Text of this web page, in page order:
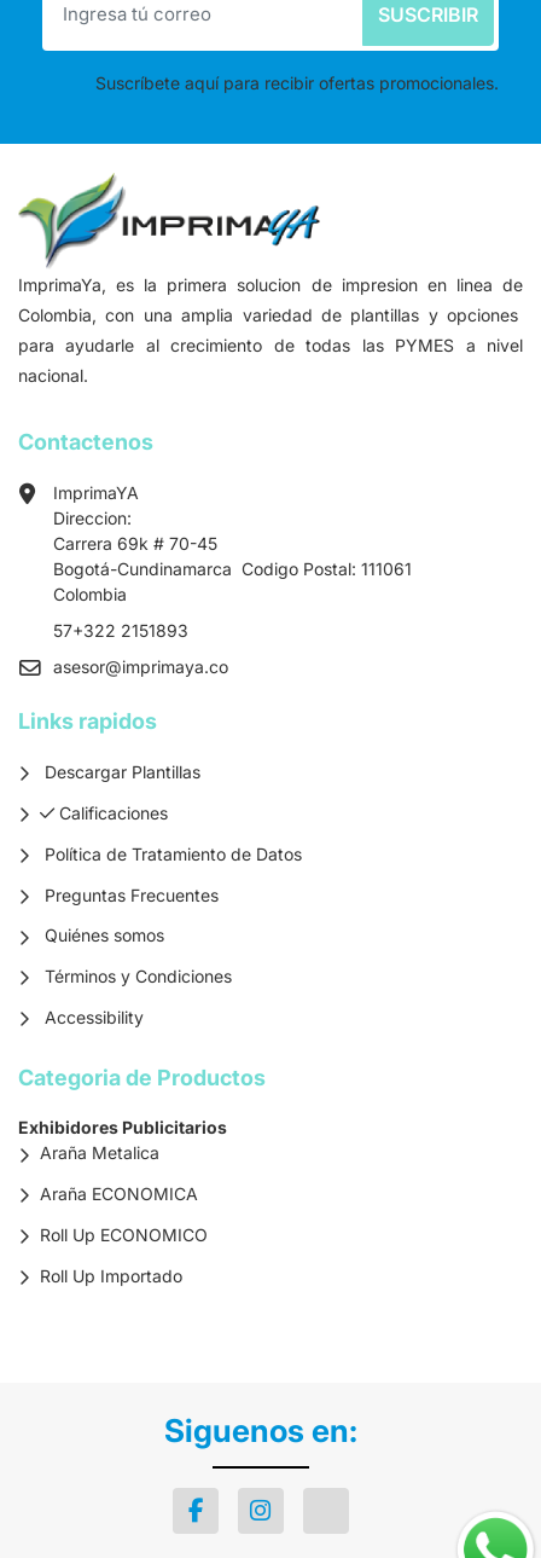
SUSCRIBIR
Suscríbete aquí para recibir ofertas promocionales.
ImprimaYa, es la primera solucion de impresion en linea de
Colombia, con una amplia variedad de plantillas y opciones
para ayudarle al crecimiento de todas las PYMES a nivel
nacional.
Contactenos
ImprimaYA
Direccion:
Carrera 69k # 70-45
Bogotá-Cundinamarca Codigo Postal: 111061
Colombia
57+322 2151893
asesor@imprimaya.co
Links rapidos
Descargar Plantillas
Calificaciones
Calificaciones
Política de Tratamiento de Datos
Preguntas Frecuentes
Quiénes somos
Términos y Condiciones
Accessibility
Categoria de Productos
Exhibidores Publicitarios
Araña Metalica
Araña ECONOMICA
Roll Up ECONOMICO
Roll Up Importado
Siguenos en: